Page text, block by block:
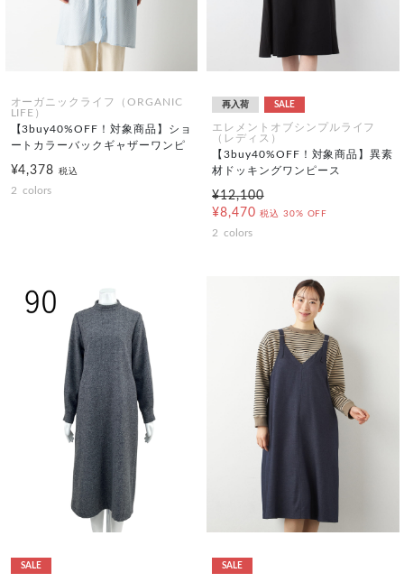
オーガニックライフ（ORGANIC
LIFE）
【3buy40%OFF！対象商品】ショ
ートカラーバックギャザーワンピ
¥4,378税込
2 colors
再入荷 SALE
エレメントオブシンプルライフ
（レディス）
【3buy40%OFF！対象商品】異素
材ドッキングワンピース
¥12,100
¥8,470 税込 30% OFF
2 colors
SALE SALE